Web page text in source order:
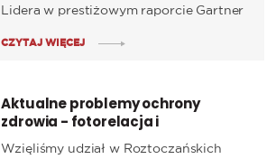
Lidera w prestiżowym raporcie Gartner
rozwiązań SD-WAN. To już siódmy rok
CZYTAJ WIĘCEJ
Aktualne problemy ochrony
zdrowia - fotorelacja i
podsumowanie konferencji
Wzięliśmy udział w Roztoczańskich